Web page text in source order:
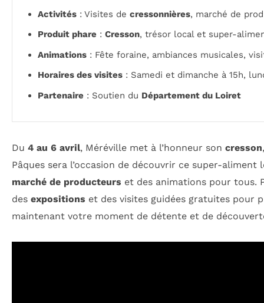
Activités : Visites de cressonnières, marché de
Produit phare : Cresson, trésor local et super-
Animations : Fête foraine, ambiances musicales,
Horaires des visites : Samedi et dimanche à 15h,
Partenaire : Soutien du Département du Loiret
Du 4 au 6 avril, Méréville met à l’honneur son cresson
Pâques sera l’occasion de découvrir ce super-
marché de producteurs et des animations pour tous.
des expositions et des visites guidées gratuites pour
maintenant votre moment de détente et de